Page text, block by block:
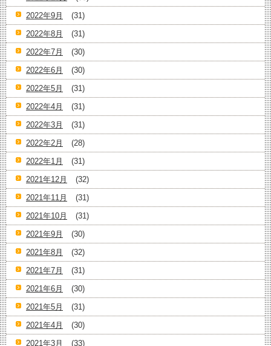
2022年9月
(31)
2022年8月
(31)
2022年7月
(30)
2022年6月
(30)
2022年5月
(31)
2022年4月
(31)
2022年3月
(31)
2022年2月
(28)
2022年1月
(31)
2021年12月
(32)
2021年11月
(31)
2021年10月
(31)
2021年9月
(30)
2021年8月
(32)
2021年7月
(31)
2021年6月
(30)
2021年5月
(31)
2021年4月
(30)
2021年3月
(33)